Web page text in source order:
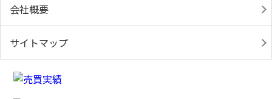
会社概要
サイトマップ